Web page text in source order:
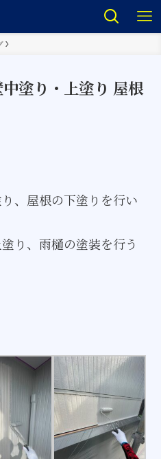
塗り・上塗り 屋根
、屋根の下塗りを行い
り、雨樋の塗装を行う